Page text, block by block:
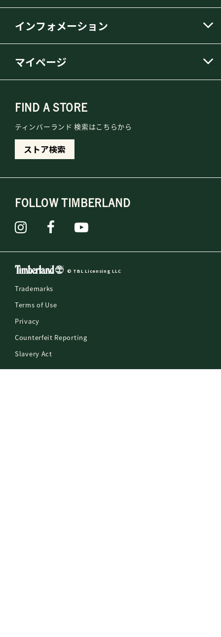
インフォメーション
マイページ
FIND A STORE
ティンバーランド 検索はこちらから
ストア検索
FOLLOW TIMBERLAND
© TBL Licensing LLC
Trademarks
Terms of Use
Privacy
Counterfeit Reporting
Slavery Act